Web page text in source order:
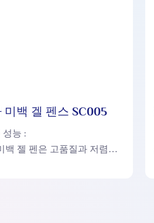
미백 겔 펜스 SC005
성능 :
백 젤 펜은 고품질과 저렴한